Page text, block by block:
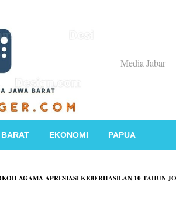
Media Jabar
EKONOMI PAPUA
AGAMA APRESIASI KEBERHASILAN 10 TAHUN